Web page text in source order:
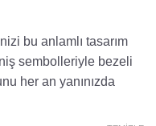
bu anlamlı tasarım
sembolleriyle bezeli
her an yanınızda